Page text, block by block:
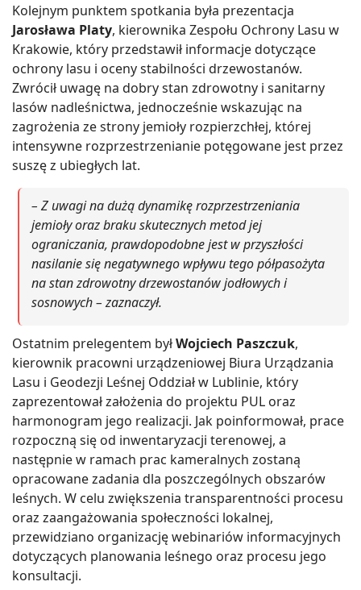
Kolejnym punktem spotkania była prezentacja
Jarosława Platy, kierownika Zespołu Ochrony Lasu w
Krakowie, który przedstawił informacje dotyczące
ochrony lasu i oceny stabilności drzewostanów.
Zwrócił uwagę na dobry stan zdrowotny i sanitarny
lasów nadleśnictwa, jednocześnie wskazując na
zagrożenia ze strony jemioły rozpierzchłej, której
intensywne rozprzestrzenianie potęgowane jest przez
suszę z ubiegłych lat.
– Z uwagi na dużą dynamikę rozprzestrzeniania
jemioły oraz braku skutecznych metod jej
ograniczania, prawdopodobne jest w przyszłości
nasilanie się negatywnego wpływu tego półpasożyta
na stan zdrowotny drzewostanów jodłowych i
sosnowych – zaznaczył.
Ostatnim prelegentem byłWojciech Paszczuk,
kierownik pracowni urządzeniowej Biura Urządzania
Lasu i Geodezji Leśnej Oddział w Lublinie, który
zaprezentował założenia do projektu PUL oraz
harmonogram jego realizacji. Jak poinformował, prace
rozpoczną się od inwentaryzacji terenowej, a
następnie w ramach prac kameralnych zostaną
opracowane zadania dla poszczególnych obszarów
leśnych. W celu zwiększenia transparentności procesu
oraz zaangażowania społeczności lokalnej,
przewidziano organizację webinariów informacyjnych
dotyczących planowania leśnego oraz procesu jego
konsultacji.